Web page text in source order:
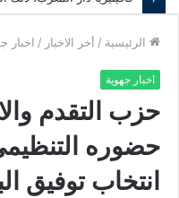
الرئيسية / أخر الاخبار / اخبار
اخبار جهوية
حزب التقدم
حضوره
انتخاب توفيق